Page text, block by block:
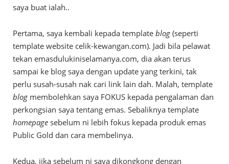
saya buat ialah..
Pertama, saya kembali kepada template blog (seperti
template website celik-kewangan.com). Jadi bila pelawat
tekan emasdulukiniselamanya.com, dia akan terus
sampai ke blog saya dengan update yang terkini, tak
perlu susah-susah nak cari link lain dah. Malah, template
blog membolehkan saya FOKUS kepada pengalaman dan
perkongsian saya tentang emas. Sebaliknya template
homepage sebelum ni lebih fokus kepada produk emas
Public Gold dan cara membelinya.
Kedua, jika sebelum ni saya dikongkong dengan